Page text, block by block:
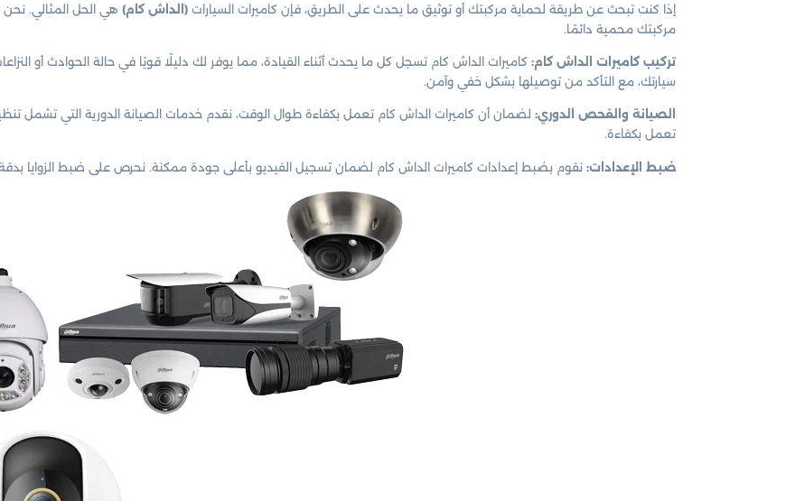
إذا كنت تبحث عن طريقة لحماية مركبتك أو توثيق ما يحدث على الطريق، فإن كاميرات السيارات (الداش كام) هي الحل المثالي.
مركبتك محمية دائمًا.
تركيب كاميرات الداش كام: كاميرات الداش كام تسجل كل ما يحدث أثناء القيادة، مما يوفر لك دليلًا قويًا في حالة الحوادث أو
سيارتك، مع التأكد من توصيلها بشكل خفي وآمن.
الصيانة والفحص الدوري: لضمان أن كاميرات الداش كام تعمل بكفاءة طوال الوقت، نقدم خدمات الصيانة الدورية التي تشمل
تعمل بكفاءة.
ضبط الإعدادات: نقوم بضبط إعدادات كاميرات الداش كام لضمان تسجيل الفيديو بأعلى جودة ممكنة. نحرص على ضبط الزوايا